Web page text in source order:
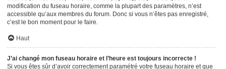
modification du fuseau horaire, comme la plupart des paramètres, n’est
accessible qu’aux membres du forum. Donc si vous n’êtes pas enregistré,
c’est le bon moment pour le faire.
Haut
J’ai changé mon fuseau horaire et l’heure est toujours incorrecte !
Si vous êtes sûr d’avoir correctement paramétré votre fuseau horaire et que